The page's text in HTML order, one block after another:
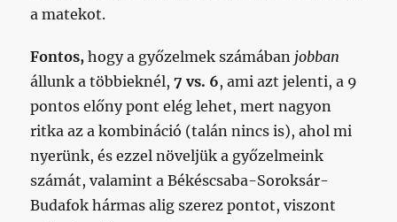
a matekot.
Fontos, hogy a győzelmek számában jobban
állunk a többieknél,7 vs. 6, ami azt jelenti, a 9
pontos előny pont elég lehet, mert nagyon
ritka az a kombináció (talán nincs is), ahol mi
nyerünk, és ezzel növeljük a győzelmeink
számát, valamint a Békéscsaba-Soroksár-
Budafok hármas alig szerez pontot, viszont